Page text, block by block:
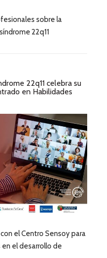
sobre la
22q11
22q11 celebra su
en Habilidades
el Centro Sensoy para
el desarrollo de